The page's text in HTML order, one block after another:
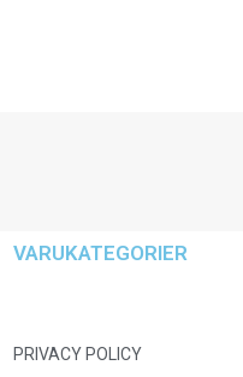
VARUKATEGORIER
PRIVACY POLICY